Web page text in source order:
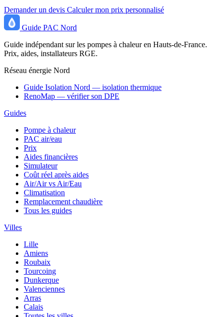
Demander un devis Calculer mon prix personnalisé
Guide PAC Nord
Guide indépendant sur les pompes à chaleur en Hauts-de-France.
Prix, aides, installateurs RGE.
Réseau énergie Nord
Guide Isolation Nord — isolation thermique
RenoMap — vérifier son DPE
Guides
Pompe à chaleur
PAC air/eau
Prix
Aides financières
Simulateur
Coût réel après aides
Air/Air vs Air/Eau
Climatisation
Remplacement chaudière
Tous les guides
Villes
Lille
Amiens
Roubaix
Tourcoing
Dunkerque
Valenciennes
Arras
Calais